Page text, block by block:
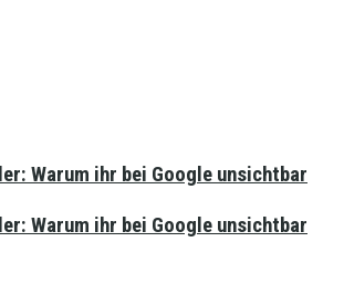
Warum ihr bei Google unsichtbar
Warum ihr bei Google unsichtbar